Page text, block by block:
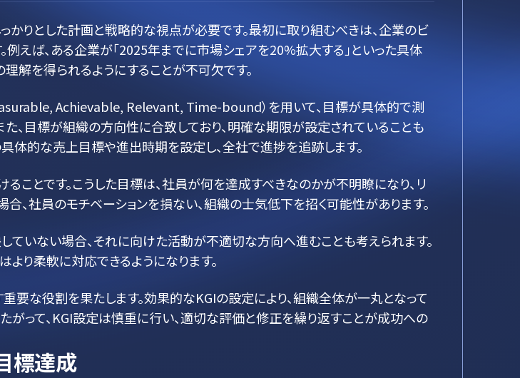
かりとした計画と戦略的な視点が必要です。最初に取り組むべきは、企業のビ
えば、ある企業が「2025年までに市場シェアを20%拡大する」といった具体
解を得られるようにすることが不可欠です。
Achievable, Relevant, Time-bound）を用いて、目標が具体的で測
、目標が組織の方向性に合致しており、明確な期限が設定されていることも
体的な売上目標や進出時期を設定し、全社で進捗を追跡します。
とです。こうした目標は、社員が何を達成すべきなのかが不明瞭になり、リ
、社員のモチベーションを損ない、組織の士気低下を招く可能性があります。
ていない場合、それに向けた活動が不適切な方向へ進むことも考えられます。
り柔軟に対応できるようになります。
要な役割を果たします。効果的なKGIの設定により、組織全体が一丸となって
がって、KGI設定は慎重に行い、適切な評価と修正を繰り返すことが成功への
標達成